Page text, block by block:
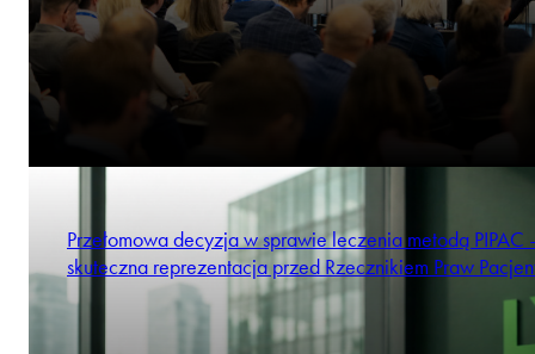
Przełomowa decyzja w sprawie leczenia metodą PIPAC
skuteczna reprezentacja przed Rzecznikiem Praw